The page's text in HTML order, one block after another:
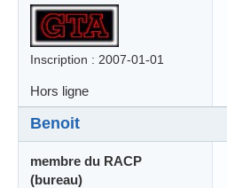
Inscription : 2007-01-01
Hors ligne
Benoit
membre du RACP
(bureau)